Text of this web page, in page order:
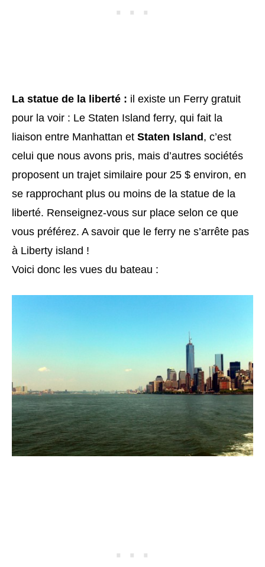
La statue de la liberté : il existe un Ferry gratuit
pour la voir : Le Staten Island ferry, qui fait la
liaison entre Manhattan et Staten Island, c’est
celui que nous avons pris, mais d’autres sociétés
proposent un trajet similaire pour 25 $ environ, en
se rapprochant plus ou moins de la statue de la
liberté. Renseignez-vous sur place selon ce que
vous préférez. A savoir que le ferry ne s’arrête pas
à Liberty island !
Voici donc les vues du bateau :